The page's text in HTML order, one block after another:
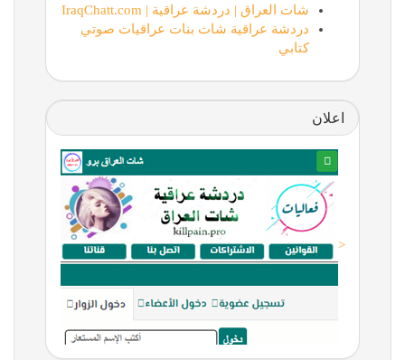
شات العراق | دردشة عراقية | IraqChatt.com
دردشة عراقية شات بنات عراقيات صوتي
كتابي
اعلان
<